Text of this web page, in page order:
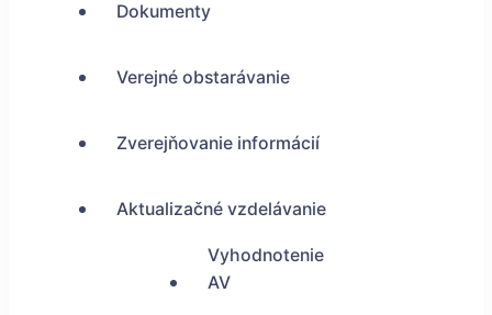
Dokumenty
Verejné obstarávanie
Zverejňovanie informácií
Aktualizačné vzdelávanie
Vyhodnotenie
AV